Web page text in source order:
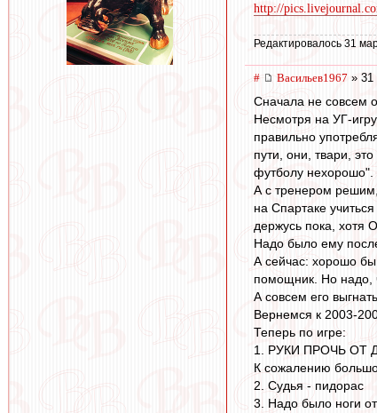
http://
Редактировалось 31
# Васильев1967 » 31
Сначала не совсем
Несмотря на УГ-
правильно
пути, они, твари,
футболу нехорошо".
А с тренером решим,
на Спартаке
держусь пока, хотя
Надо было ему
А сейчас: хорошо
помощник. Но надо,
А совсем его
Вернемся к 2003-
Теперь по игре:
1. РУКИ ПРОЧЬ ОТ
К сожалению
2. Судья - пидорас
3. Надо было ноги